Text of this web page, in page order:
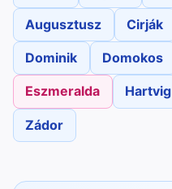
Augusztusz Cirják
Dominik Domokos
Eszmeralda Hartvig
Zádor